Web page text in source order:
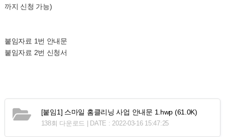
까지 신청 가능)
붙임자료 1번 안내문
붙임자료 2번 신청서
[붙임1] 스마일 홈클리닝 사업 안내문 1.hwp (61.0K)
138회 다운로드 | DATE : 2022-03-16 15:47:25